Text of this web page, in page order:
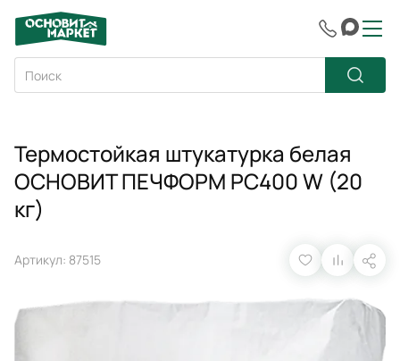
Термостойкая штукатурка белая
ОСНОВИТ ПЕЧФОРМ PC400 W (20
кг)
Артикул: 87515